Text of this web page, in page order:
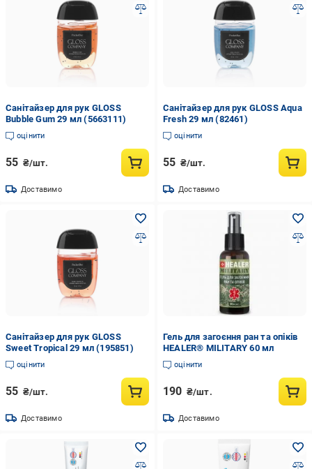
Санітайзер для рук GLOSS
Bubble Gum 29 мл (5663111)
оцінити
55 ₴/шт.
Доставимо
Санітайзер для рук GLOSS Aqua
Fresh 29 мл (82461)
оцінити
55 ₴/шт.
Доставимо
Санітайзер для рук GLOSS
Sweet Tropical 29 мл (195851)
оцінити
55 ₴/шт.
Доставимо
Гель для загоєння ран та опіків
HEALER® MILITARY 60 мл
оцінити
190 ₴/шт.
Доставимо